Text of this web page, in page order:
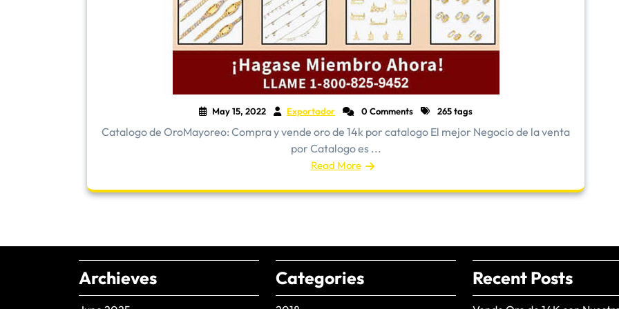
May 15, 2022 Exportador 0 Comments 265 tags
​Catalogo de OroMayoreo: Compra y vende oro de 14k por catalogo El mejor Negocio de la venta
por Catalogo es ...
Read More
Archieves Categories Recent Posts